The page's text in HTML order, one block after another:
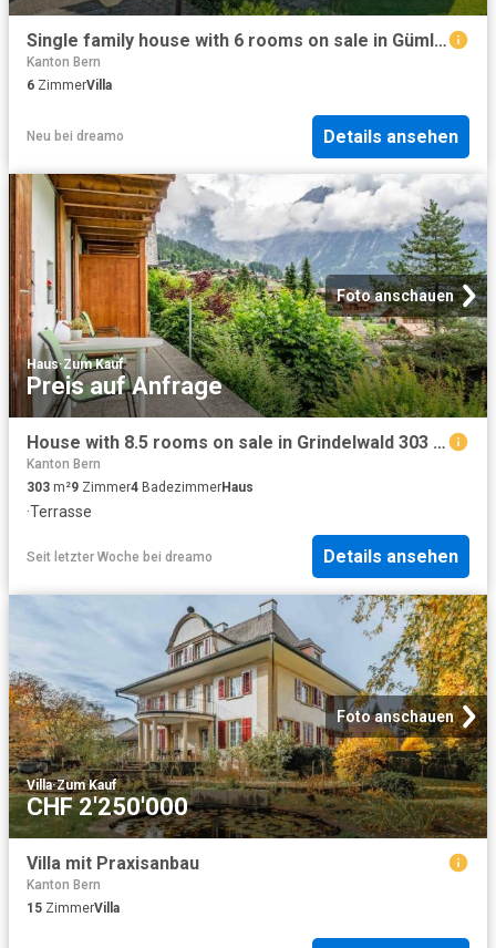
Single family house with 6 rooms on sale in Gümligen Ref 8180 | dreamo. Ch
Kanton Bern
6 ZimmerVilla
Neu bei dreamo Details ansehen
Foto anschauen
Haus·Zum Kauf
Preis auf Anfrage
House with 8.5 rooms on sale in Grindelwald 303 m² | dreamo. Ch
Kanton Bern
303 m²9 Zimmer4 BadezimmerHaus
·Terrasse
Seit letzter Woche bei dreamo Details ansehen
Foto anschauen
Villa·Zum Kauf
CHF 2'250'000
Villa mit Praxisanbau
Kanton Bern
15 ZimmerVilla